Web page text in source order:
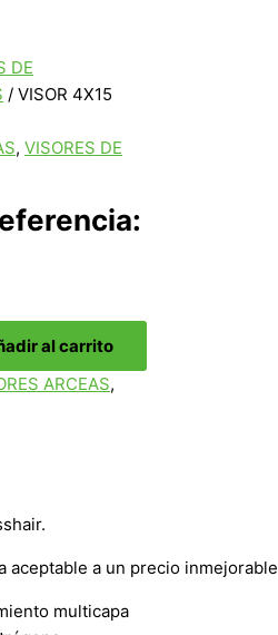
DE
/ VISOR 4X15
, VISORES DE
al carrito
ARCEAS,
aceptable a un precio inmejorable
multicapa